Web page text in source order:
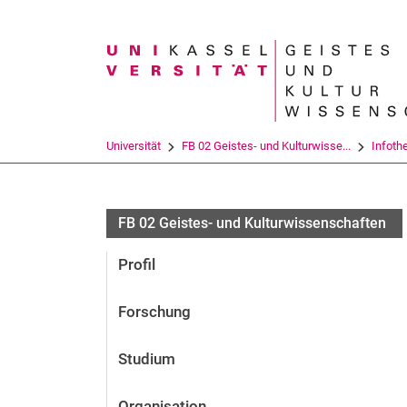
Suchbegriff
Universität FB 02 Geistes- und Kulturwisse...
FB 02 Geistes- und Kulturwissenschaften
Profil
Forschung
Studium